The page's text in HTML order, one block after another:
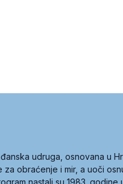
udruga, osnovana u
obraćenje i mir, a uoči
nastali su 1983. godine